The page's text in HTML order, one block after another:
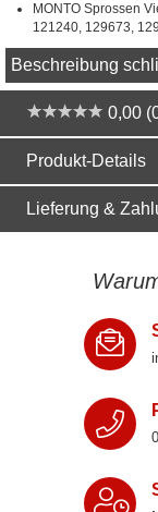
MONTO Sprossen
121240, 129673,
Beschreibung
0,00
Produkt-Details
Lieferung &